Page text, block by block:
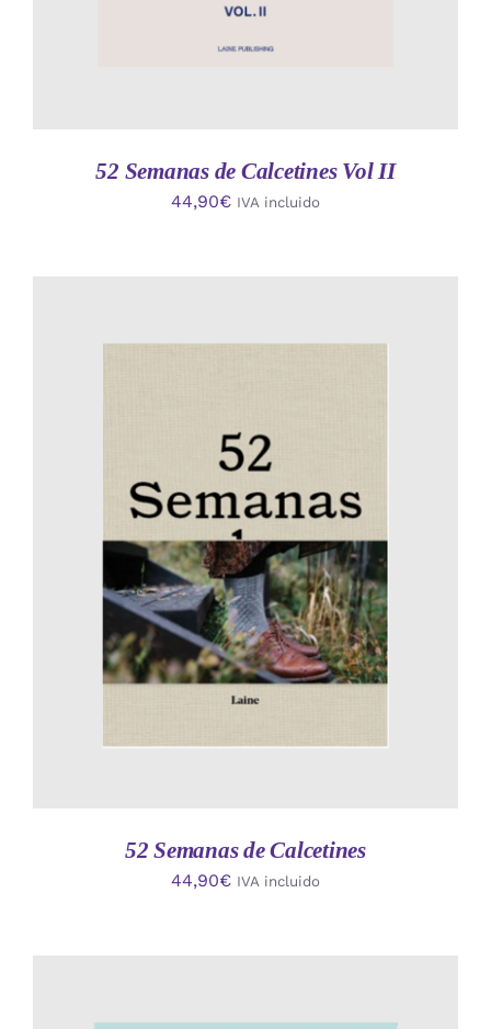
52 Semanas de Calcetines Vol II
44,90€ IVA incluido
AÑADIR AL CARRITO
/
DETALLES
52 Semanas de Calcetines
44,90€ IVA incluido